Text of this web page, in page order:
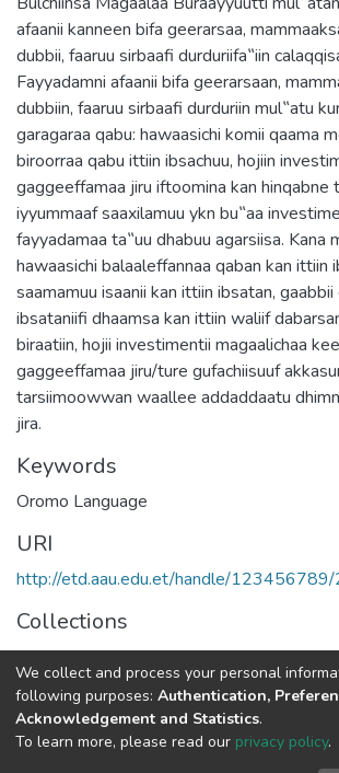
afaanii kanneen bifa geerarsaa,
dubbii, faaruu sirbaafi durduriifa‟iin
Fayyadamni afaanii bifa geerarsaan,
dubbiin, faaruu sirbaafi durduriin mul‟atu
garagaraa qabu: hawaasichi komii qaama
biroorraa qabu ittiin ibsachuu, hojiin
gaggeeffamaa jiru iftoomina kan hinqabne
iyyummaaf saaxilamuu ykn bu‟aa
fayyadamaa ta‟uu dhabuu agarsiisa. Kana
hawaasichi balaaleffannaa qaban kan ittiin
saamamuu isaanii kan ittiin ibsatan,
ibsataniifi dhaamsa kan ittiin waliif
biraatiin, hojii investimentii magaalichaa
gaggeeffamaa jiru/ture gufachiisuuf
tarsiimoowwan waallee addaddaatu
jira.
Keywords
Oromo Language
URI
http://etd.aau.edu.et/handle/
Collections
Oromo Language, Literature and Folklore
Full item page
We collect and process your personal
following purposes: Authentication,
Acknowledgement and Statistics.
To learn more, please read our privacy policy.